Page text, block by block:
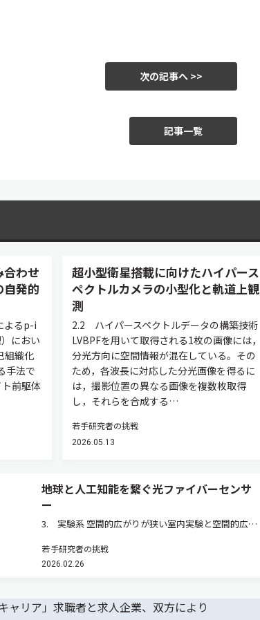
次の記事へ >>
記事一覧
わせ
自発的
よるp-i
におい
組織化
手法で
前駆体
超小型衛星搭載に向けたハイパース
ペクトルカメラの小型化と軌道上観
測
2.2 ハイパースペクトルデータの構築技術
LVBPFを用いて取得される1枚の画像には，
分光方向に空間情報が混在している。その
ため，各波長に対応した分光画像を得るに
は，撮影位置の異なる画像を複数枚取得
し，それらを合成する…
若手研究者の挑戦
2026.05.13
地球と人工知能を繋ぐ光ファイバーセンサ
ー
3. 実験系 空間的広がりが狭い室内実験と空間的広が
について説明する。光ファイバー分布型センサーのハ
ードウェアを図1に示す。 この光学系の基本構成は干
若手研究者の挑戦
2026.02.26